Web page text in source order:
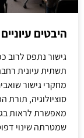
היבטים
גישור נתפס לרוב
תשתית עיונית
מחקרי גישור
סוציולוגיה, תורת
מאפשרת לראות
שמטרתה שינוי